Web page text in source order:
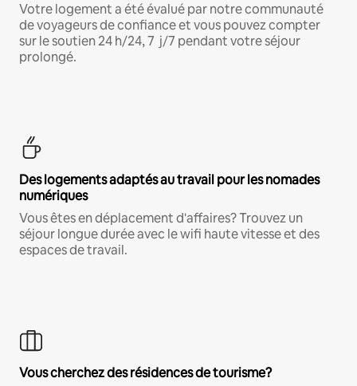
Votre logement a été évalué par notre communauté
de voyageurs de confiance et vous pouvez compter
sur le soutien 24 h/24, 7 j/7 pendant votre séjour
prolongé.
Des logements adaptés au travail pour les nomades
numériques
Vous êtes en déplacement d'affaires? Trouvez un
séjour longue durée avec le wifi haute vitesse et des
espaces de travail.
Vous cherchez des résidences de tourisme?